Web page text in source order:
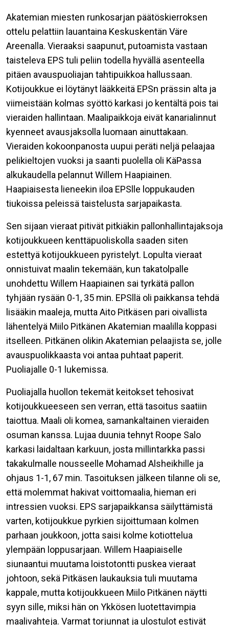
Akatemian miesten runkosarjan päätöskierroksen
ottelu pelattiin lauantaina Keskuskentän Väre
Areenalla. Vieraaksi saapunut, putoamista vastaan
taisteleva EPS tuli peliin todella hyvällä asenteella
pitäen avauspuoliajan tahtipuikkoa hallussaan.
Kotijoukkue ei löytänyt lääkkeitä EPSn prässin alta ja
viimeistään kolmas syöttö karkasi jo kentältä pois tai
vieraiden hallintaan. Maalipaikkoja eivät kanarialinnut
kyenneet avausjaksolla luomaan ainuttakaan.
Vieraiden kokoonpanosta uupui peräti neljä pelaajaa
pelikieltojen vuoksi ja saanti puolella oli KäPassa
alkukaudella pelannut Willem Haapiainen.
Haapiaisesta lieneekin iloa EPSlle loppukauden
tiukoissa peleissä taistelusta sarjapaikasta.
Sen sijaan vieraat pitivät pitkiäkin pallonhallintajaksoja
kotijoukkueen kenttäpuoliskolla saaden siten
estettyä kotijoukkueen pyristelyt. Lopulta vieraat
onnistuivat maalin tekemään, kun takatolpalle
unohdettu Willem Haapiainen sai tyrkätä pallon
tyhjään rysään 0-1, 35 min. EPSllä oli paikkansa tehdä
lisääkin maaleja, mutta Aito Pitkäsen pari oivallista
lähentelyä Miilo Pitkänen Akatemian maalilla koppasi
itselleen. Pitkänen olikin Akatemian pelaajista se, jolle
avauspuolikkaasta voi antaa puhtaat paperit.
Puoliajalle 0-1 lukemissa.
Puoliajalla huollon tekemät keitokset tehosivat
kotijoukkueeseen sen verran, että tasoitus saatiin
taiottua. Maali oli komea, samankaltainen vieraiden
osuman kanssa. Lujaa duunia tehnyt Roope Salo
karkasi laidaltaan karkuun, josta millintarkka passi
takakulmalle nousseelle Mohamad Alsheikhille ja
ohjaus 1-1, 67 min. Tasoituksen jälkeen tilanne oli se,
että molemmat hakivat voittomaalia, hieman eri
intressien vuoksi. EPS sarjapaikkansa säilyttämistä
varten, kotijoukkue pyrkien sijoittumaan kolmen
parhaan joukkoon, jotta saisi kolme kotiottelua
ylempään loppusarjaan. Willem Haapiaiselle
siunaantui muutama loistotontti puskea vieraat
johtoon, sekä Pitkäsen laukauksia tuli muutama
kappale, mutta kotijoukkueen Miilo Pitkänen näytti
syyn sille, miksi hän on Ykkösen luotettavimpia
maalivahteja. Varmat torjunnat ja ulostulot estivät